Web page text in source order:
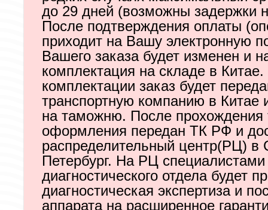
до 29 дней (возможны задержки
После подтверждения оплаты
приходит на Вашу электронную
Вашего заказа будет изменен и
комплектация на складе в
комплектации заказ будет
транспортную компанию в Китае
на таможню. После прохождения
оформления передан ТК РФ и
распределительный центр(РЦ) в
Петербург. На РЦ
диагностического отдела будет
диагностическая экспертиза и
аппарата на расширенное